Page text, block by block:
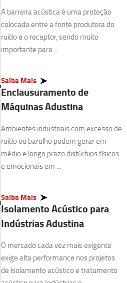
A barreira acústica é uma proteção
colocada entre a fonte produtora do
ruído e o receptor, sendo muito
importante para ...
Saiba Mais
Enclausuramento de
Máquinas Adustina
Ambientes industriais com excesso de
ruído ou barulho podem gerar em
médio e longo prazo distúrbios físicos
e emocionais em ...
Saiba Mais
Isolamento Acústico para
Indústrias Adustina
O mercado cada vez mais exigente
exige alta performance nos projetos
de isolamento acústico e tratamento